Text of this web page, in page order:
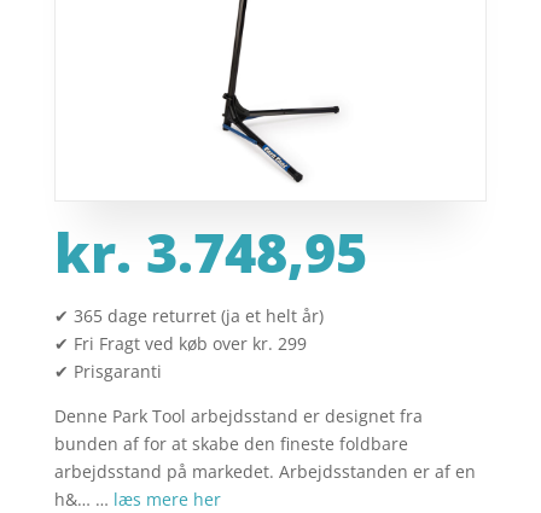
kr. 3.748,95
✔ 365 dage returret (ja et helt år)
✔ Fri Fragt ved køb over kr. 299
✔ Prisgaranti
Denne Park Tool arbejdsstand er designet fra
bunden af for at skabe den fineste foldbare
arbejdsstand på markedet. Arbejdsstanden er af en
h&… … læs mere her